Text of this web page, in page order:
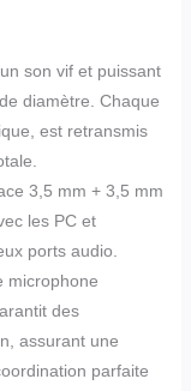
son vif et puissant
diamètre. Chaque
est retransmis
3,5 mm + 3,5 mm
les PC et
ports audio.
microphone
des
assurant une
parfaite